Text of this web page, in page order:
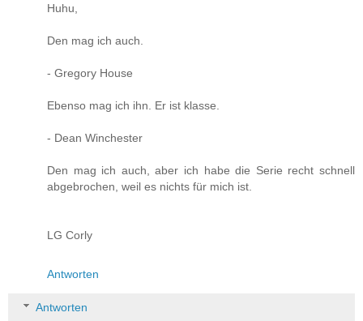
Huhu,
Den mag ich auch.
- Gregory House
Ebenso mag ich ihn. Er ist klasse.
- Dean Winchester
Den mag ich auch, aber ich habe die Serie recht schnell
abgebrochen, weil es nichts für mich ist.
LG Corly
Antworten
Antworten